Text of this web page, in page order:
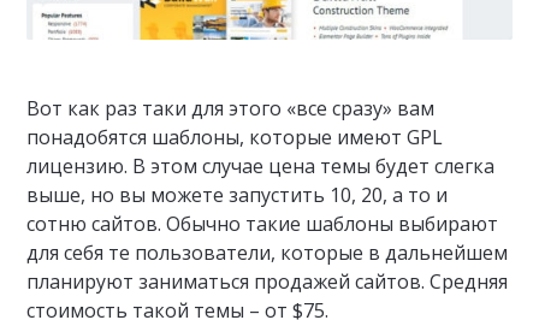
Вот как раз таки для этого «все сразу» вам
понадобятся шаблоны, которые имеют GPL
лицензию. В этом случае цена темы будет слегка
выше, но вы можете запустить 10, 20, а то и
сотню сайтов. Обычно такие шаблоны выбирают
для себя те пользователи, которые в дальнейшем
планируют заниматься продажей сайтов. Средняя
стоимость такой темы – от $75.